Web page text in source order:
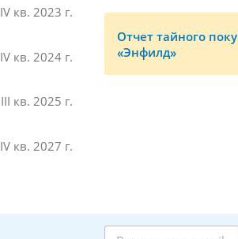
IV кв. 2023 г.
IV кв. 2024 г.
III кв. 2025 г.
IV кв. 2027 г.
Отчет тайного
«Энфилд»